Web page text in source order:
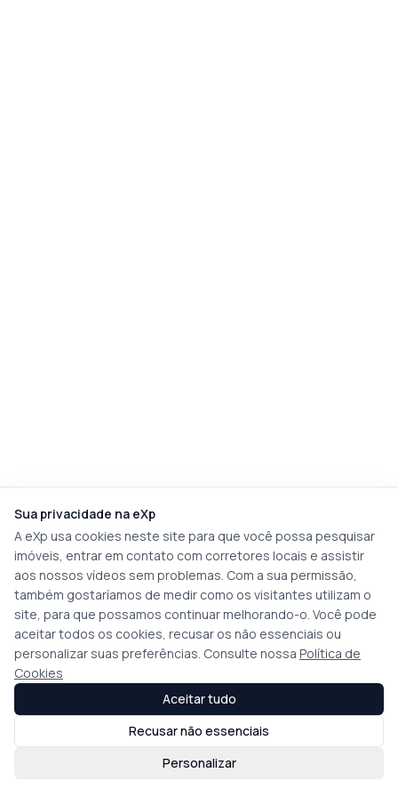
Sua privacidade na eXp
A eXp usa cookies neste site para que você possa pesquisar
imóveis, entrar em contato com corretores locais e assistir
aos nossos vídeos sem problemas. Com a sua permissão,
também gostaríamos de medir como os visitantes utilizam o
site, para que possamos continuar melhorando-o. Você pode
aceitar todos os cookies, recusar os não essenciais ou
personalizar suas preferências. Consulte nossa Política de
Cookies
Personalizar
Recusar não essenciais
Aceitar tudo